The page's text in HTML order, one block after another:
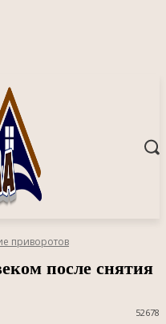
приворотов
после снятия
52678